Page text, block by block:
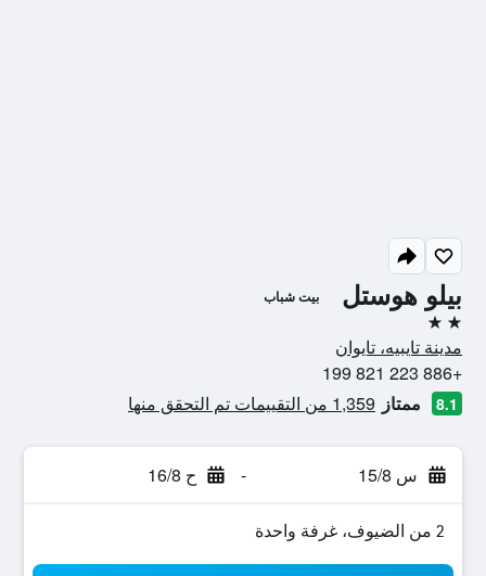
بيلو هوستل بيت شباب
2 نجمتين
مدينة تايبيه، تايوان
+886 223 821 199
8.1 ممتاز 1,359 من التقييمات تم التحقق منها
س 15/8 - ح 16/8
2 من الضيوف، غرفة واحدة